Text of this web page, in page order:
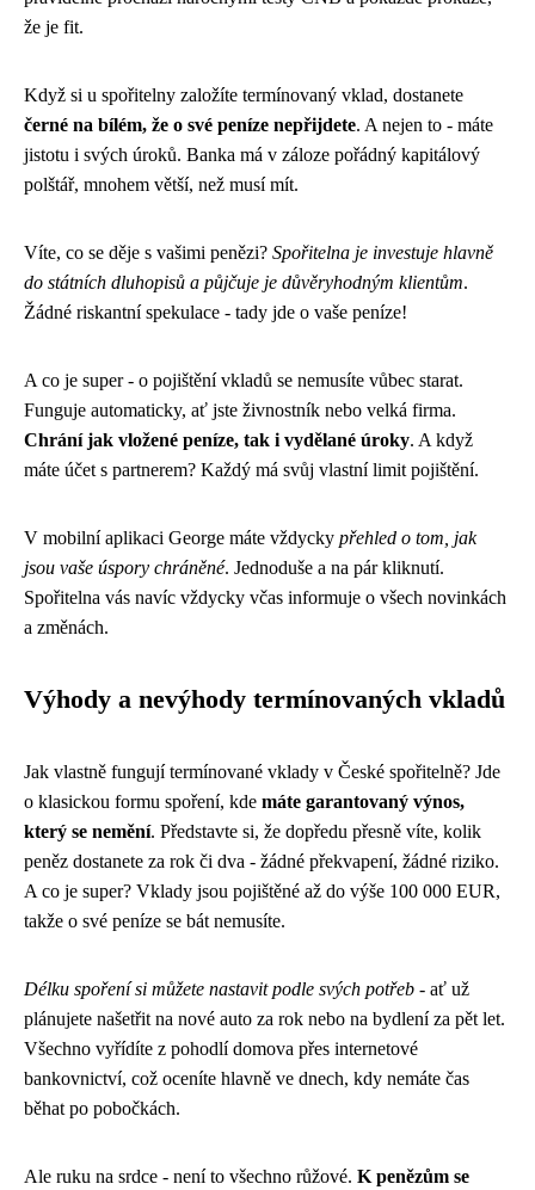
že je fit.
Když si u spořitelny založíte termínovaný vklad, dostanete
černé na bílém, že o své peníze nepřijdete. A nejen to - máte
jistotu i svých úroků. Banka má v záloze pořádný kapitálový
polštář, mnohem větší, než musí mít.
Víte, co se děje s vašimi penězi? Spořitelna je investuje hlavně
do státních dluhopisů a půjčuje je důvěryhodným klientům.
Žádné riskantní spekulace - tady jde o vaše peníze!
A co je super - o pojištění vkladů se nemusíte vůbec starat.
Funguje automaticky, ať jste živnostník nebo velká firma.
Chrání jak vložené peníze, tak i vydělané úroky. A když
máte účet s partnerem? Každý má svůj vlastní limit pojištění.
V mobilní aplikaci George máte vždycky přehled o tom, jak
jsou vaše úspory chráněné. Jednoduše a na pár kliknutí.
Spořitelna vás navíc vždycky včas informuje o všech novinkách
a změnách.
Výhody a nevýhody termínovaných vkladů
Jak vlastně fungují termínované vklady v České spořitelně? Jde
o klasickou formu spoření, kde máte garantovaný výnos,
který se nemění. Představte si, že dopředu přesně víte, kolik
peněz dostanete za rok či dva - žádné překvapení, žádné riziko.
A co je super? Vklady jsou pojištěné až do výše 100 000 EUR,
takže o své peníze se bát nemusíte.
Délku spoření si můžete nastavit podle svých potřeb - ať už
plánujete našetřit na nové auto za rok nebo na bydlení za pět let.
Všechno vyřídíte z pohodlí domova přes internetové
bankovnictví, což oceníte hlavně ve dnech, kdy nemáte čas
běhat po pobočkách.
Ale ruku na srdce - není to všechno růžové. K penězům se